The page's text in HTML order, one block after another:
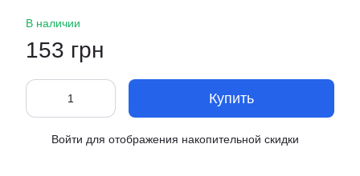
В наличии
153 грн
Купить
Войти для отображения накопительной скидки